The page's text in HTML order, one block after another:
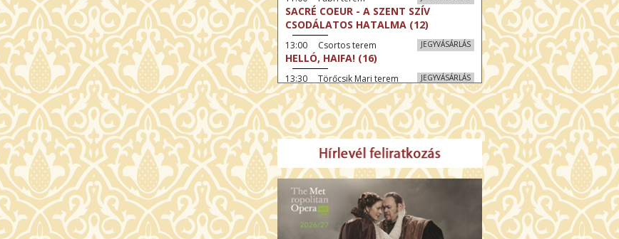
SACRÉ COEUR - A SZENT SZÍV
CSODÁLATOS HATALMA (12)
JEGYVÁSÁRLÁS
13:00 Csortos terem
HELLÓ, HAIFA! (16)
JEGYVÁSÁRLÁS
13:30 Törőcsik Mari terem
A KEGYELEM (16)
JEGYVÁSÁRLÁS
13:30 Díszterem
MAGYAR MENYEGZŐ (12)
14:30 Fábri terem
MESSZI ÉSZAK (12)
JEGYVÁSÁRLÁS
15:00 Csortos terem
MOHÁCS – VILÁGOK HARCA (12)
15:30 Díszterem
ODÜSSZEIA (16)